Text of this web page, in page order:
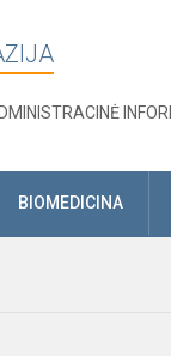
BIOMEDICINA